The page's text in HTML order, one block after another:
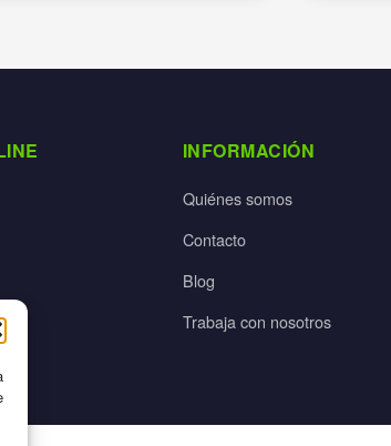
INFORMACIÓN
Quiénes somos
Contacto
Blog
Trabaja con nosotros